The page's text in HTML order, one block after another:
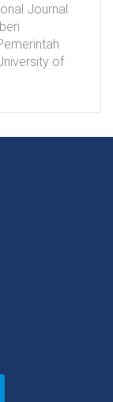
Journal
of